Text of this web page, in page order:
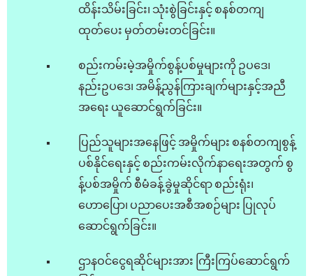
ထိန်းသိမ်းခြင်း၊ သုံးစွဲခြင်းနှင့် စနစ်တကျ
ထုတ်ပေး မှတ်တမ်းတင်ခြင်း။
စည်းကမ်းမဲ့အမှိုက်စွန့်ပစ်မှုများကို ဥပဒေ၊
နည်းဥပဒေ၊ အမိန့်ညွန်ကြားချက်များနှင့်အညီ
အရေး ယူဆောင်ရွက်ခြင်း။
ပြည်သူများအနေဖြင့် အမှိုက်များ စနစ်တကျစွန့်
ပစ်နိုင်ရေးနှင့် စည်းကမ်းလိုက်နာရေးအတွက် စွ
န့်ပစ်အမှိုက် စီမံခန့်ခွဲမှုဆိုင်ရာ စည်းရုံး၊
ဟောပြော၊ ပညာပေးအစီအစဉ်များ ပြုလုပ်
ဆောင်ရွက်ခြင်း။
ဌာနဝင်ငွေရဆိုင်များအား ကြီးကြပ်ဆောင်ရွက်